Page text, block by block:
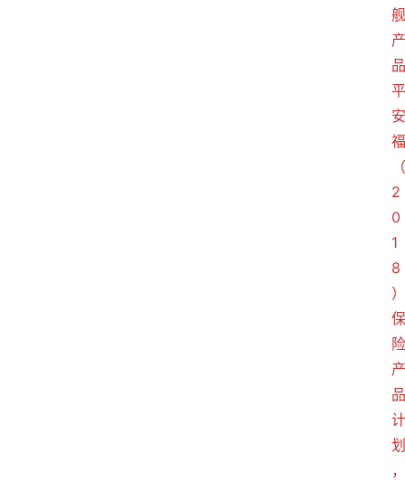
舰
产
品
平
安
福
（
2
0
1
8
）
保
险
产
品
计
划
，